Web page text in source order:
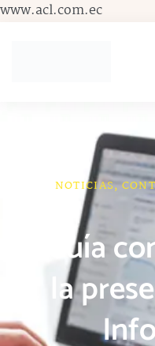
www.acl.com.ecIr
NOTICIAS,
Guía
la